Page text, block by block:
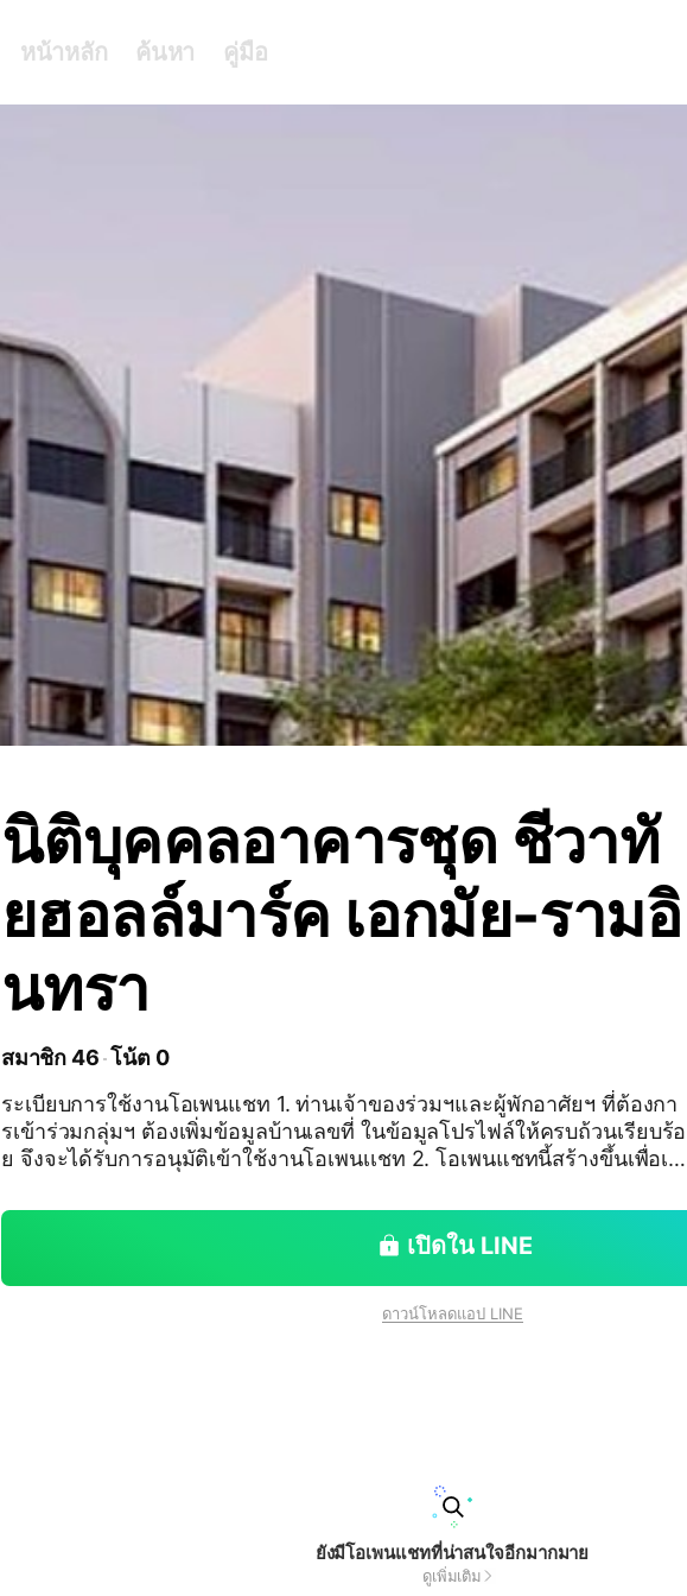
หน้าหลัก ค้นหา คู่มือ
นิติบุคคลอาคารชุด ชีวาทั
ยฮอลล์มาร์ค เอกมัย-รามอิ
นทรา
สมาชิก 46 โน้ต 0
ระเบียบการใช้งานโอเพนแชท 1. ท่านเจ้าของร่วมฯและผู้พักอาศัยฯ ที่ต้องกา
รเข้าร่วมกลุ่มฯ ต้องเพิ่มข้อมูลบ้านเลขที่ ในข้อมูลโปรไฟล์ให้ครบถ้วนเรียบร้อ
ย จึงจะได้รับการอนุมัติเข้าใช้งานโอเพนเเชท 2. โอเพนแชทนี้สร้างขึ้นเพื่อเป็
วาทัย ฮอลล์มาร์ค เอกมัย- รามอินทรา กับ ท่านเจ้าของร่วมและท่านผู้พักอาศั
ยภายในโครงการชีวาทัย เอกมัย-รามอินทราเท่านั้น 3. ห้ามผู้ใช้งานใช้ข้อควเปิดใน LINE
ดาวน์โหลดแอป LINE
ยังมีโอเพนแชทที่น่าสนใจอีกมากมาย
ดูเพิ่มเติม